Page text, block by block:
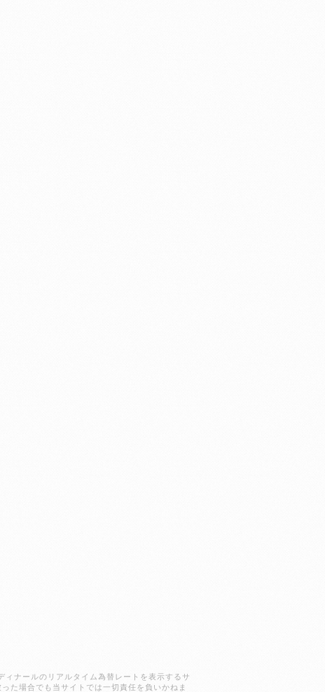
ナールのリアルタイム為替レートを表示するサ
た場合でも当サイトでは一切責任を負いかねま